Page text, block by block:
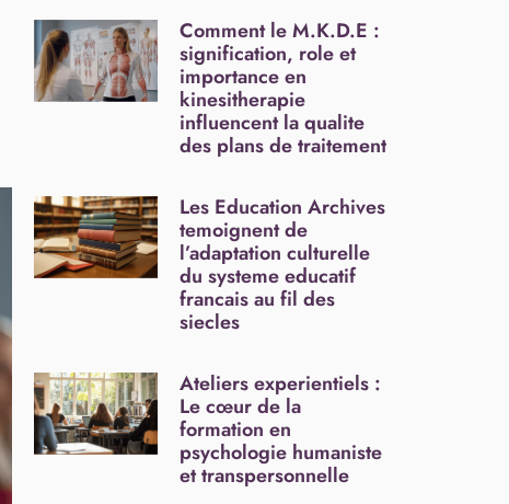
Comment le M.K.D.E :
signification, role et
importance en
kinesitherapie
influencent la qualite
des plans de traitement
Les Education Archives
temoignent de
l’adaptation culturelle
du systeme educatif
francais au fil des
siecles
Ateliers experientiels :
Le cœur de la
formation en
psychologie humaniste
et transpersonnelle